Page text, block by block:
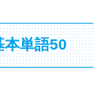
本単語50